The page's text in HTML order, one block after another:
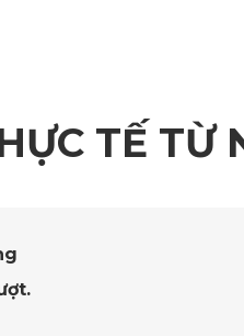
TẾ TỪ